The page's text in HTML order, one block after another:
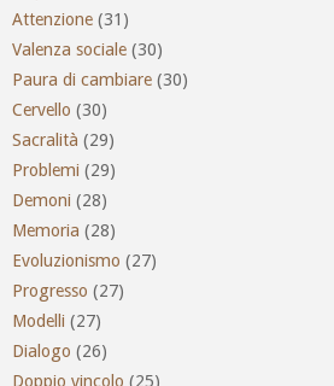
Attenzione (31)
Valenza sociale (30)
Paura di cambiare (30)
Cervello (30)
Sacralità (29)
Problemi (29)
Demoni (28)
Memoria (28)
Evoluzionismo (27)
Progresso (27)
Modelli (27)
Dialogo (26)
Doppio vincolo (25)